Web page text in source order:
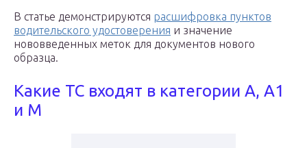
В статье демонстрируются расшифровка пунктов
водительского удостоверения и значение
нововведенных меток для документов нового
образца.
Какие ТС входят в категории А, А1
и М